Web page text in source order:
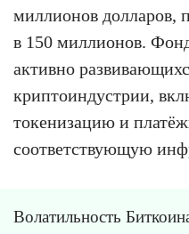
миллионов долларов,
в 150 миллионов.
активно
криптоиндустрии,
токенизацию и
соответствующую
Волатильность